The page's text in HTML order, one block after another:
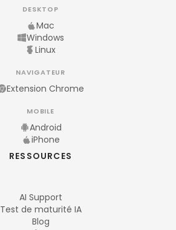
DESKTOP
Mac
Windows
Linux
NAVIGATEUR
Extension Chrome
MOBILE
Android
iPhone
RESSOURCES
AI Support
Test de maturité IA
Blog